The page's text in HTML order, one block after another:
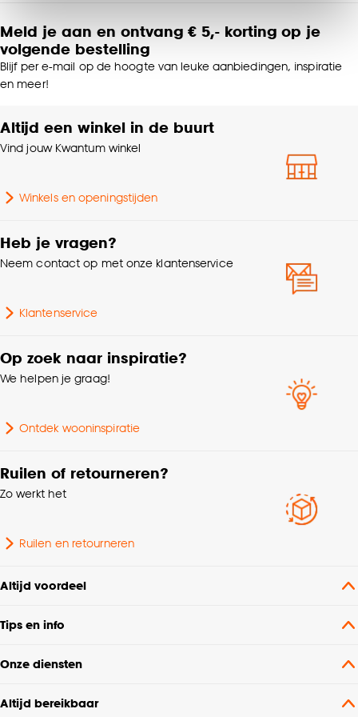
van alle cookies, of klik op ‘weigeren’ om alleen de
noodzakelijke cookies te accepteren. Je kunt er ook
voor kiezen om bepaalde cookies wel of niet te
accepteren door op ‘Cookies aanpassen’ te
Goed om te weten is dat je deze keuze altijd nog
Samenstelling 100% katoen
Standaard afmetingen
Geschikt voor ruimte Slaapkamer
Garantietermijn 24 maanden
Kleurtint
Lengte
Meld je aan en ontvang € 5,- korting op je
volgende bestelling
Blijf per e-mail op de hoogte van leuke aanbiedingen, inspiratie
en meer!
Altijd een winkel in de buurt
Vind jouw Kwantum winkel
Winkels en openingstijden
Heb je vragen?
Neem contact op met onze klantenservice
Klantenservice
Op zoek naar inspiratie?
We helpen je graag!
Ontdek wooninspiratie
Ruilen of retourneren?
Zo werkt het
Ruilen en retourneren
Altijd voordeel
Tips en info
Onze diensten
Altijd bereikbaar